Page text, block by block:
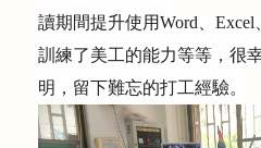
讀期間提升使用Word Excel
訓練了美工的能力等等，很
明，留下難忘的打工經驗。